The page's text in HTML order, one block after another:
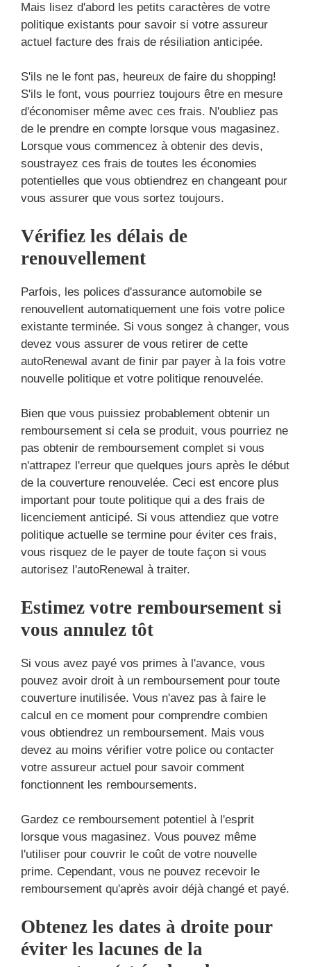
Mais lisez d'abord les petits caractères de votre
politique existants pour savoir si votre assureur
actuel facture des frais de résiliation anticipée.
S'ils ne le font pas, heureux de faire du shopping!
S'ils le font, vous pourriez toujours être en mesure
d'économiser même avec ces frais. N'oubliez pas
de le prendre en compte lorsque vous magasinez.
Lorsque vous commencez à obtenir des devis,
soustrayez ces frais de toutes les économies
potentielles que vous obtiendrez en changeant pour
vous assurer que vous sortez toujours.
Vérifiez les délais de
renouvellement
Parfois, les polices d'assurance automobile se
renouvellent automatiquement une fois votre police
existante terminée. Si vous songez à changer, vous
devez vous assurer de vous retirer de cette
autoRenewal avant de finir par payer à la fois votre
nouvelle politique et votre politique renouvelée.
Bien que vous puissiez probablement obtenir un
remboursement si cela se produit, vous pourriez ne
pas obtenir de remboursement complet si vous
n'attrapez l'erreur que quelques jours après le début
de la couverture renouvelée. Ceci est encore plus
important pour toute politique qui a des frais de
licenciement anticipé. Si vous attendiez que votre
politique actuelle se termine pour éviter ces frais,
vous risquez de le payer de toute façon si vous
autorisez l'autoRenewal à traiter.
Estimez votre remboursement si
vous annulez tôt
Si vous avez payé vos primes à l'avance, vous
pouvez avoir droit à un remboursement pour toute
couverture inutilisée. Vous n'avez pas à faire le
calcul en ce moment pour comprendre combien
vous obtiendrez un remboursement. Mais vous
devez au moins vérifier votre police ou contacter
votre assureur actuel pour savoir comment
fonctionnent les remboursements.
Gardez ce remboursement potentiel à l'esprit
lorsque vous magasinez. Vous pouvez même
l'utiliser pour couvrir le coût de votre nouvelle
prime. Cependant, vous ne pouvez recevoir le
remboursement qu'après avoir déjà changé et payé.
Obtenez les dates à droite pour
éviter les lacunes de la